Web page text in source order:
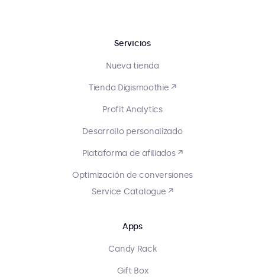
Servicios
Nueva tienda
Tienda Digismoothie ↗
Profit Analytics
Desarrollo personalizado
Plataforma de afiliados ↗
Optimización de conversiones
Service Catalogue ↗
Apps
Candy Rack
Gift Box